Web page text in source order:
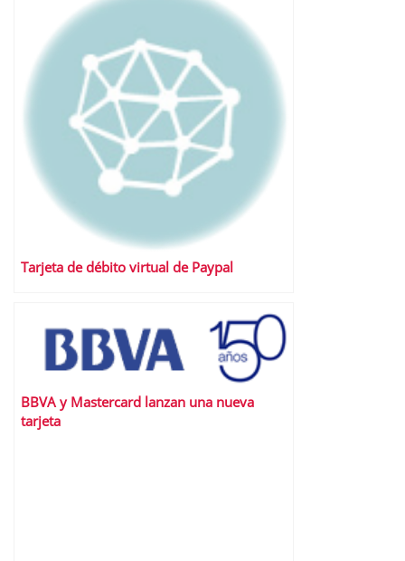
Tarjeta de débito virtual de Paypal
BBVA y Mastercard lanzan una nueva
tarjeta